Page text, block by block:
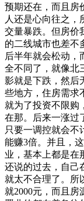
预期还在，而且房
人还是心向往之，
交量暴跌。但房价
的二线城市也差不
后半年就会松动，
全不同了，就像北
影就是下跌，然后
些地方，住房需求
就为了投资不限购
在那。后来一涨过
只要一调控就会不
能赚3倍。并且，
业，基本上都是在
还说的过去，自己
就太不合理了。所
就2000元，而且